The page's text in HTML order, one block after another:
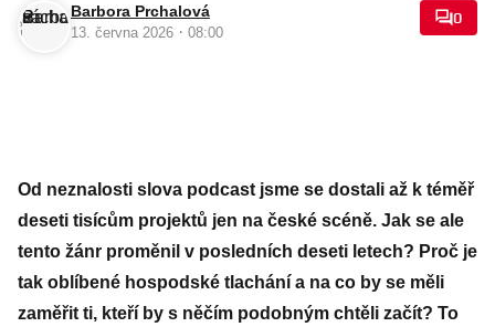
Barbora Prchalová
13. června 2026 · 08:00
0
Od neznalosti slova podcast jsme se dostali až k téměř
deseti tisícům projektů jen na české scéně. Jak se ale
tento žánr proměnil v posledních deseti letech? Proč je
tak oblíbené hospodské tlachání a na co by se měli
zaměřit ti, kteří by s něčím podobným chtěli začít? To